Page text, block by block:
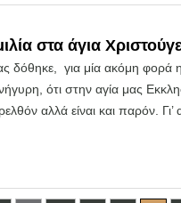
στα άγια
δόθηκε, για μία ακόμη φορά
ότι στην αγία μας
αλλά είναι και παρόν.